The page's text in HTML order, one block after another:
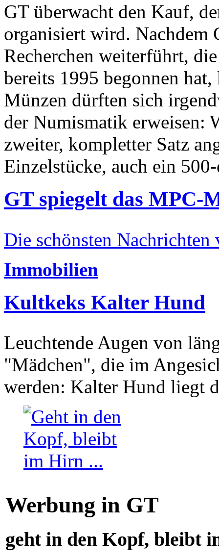
GT überwacht den Kauf,
organisiert wird. Nachdem
Recherchen weiterführt,
bereits 1995 begonnen
Münzen dürften sich
der Numismatik erweisen:
zweiter, kompletter Satz
Einzelstücke, auch ein
GT spiegelt das MPC-
Die schönsten Nachrichten
Immobilien
Kultkeks Kalter Hund
Leuchtende Augen von
"Mädchen", die im
werden: Kalter Hund liegt
Werbung in GT
geht in den Kopf, bleibt